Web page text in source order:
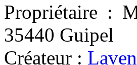
Propriétaire :
35440 Guipel
Créateur :